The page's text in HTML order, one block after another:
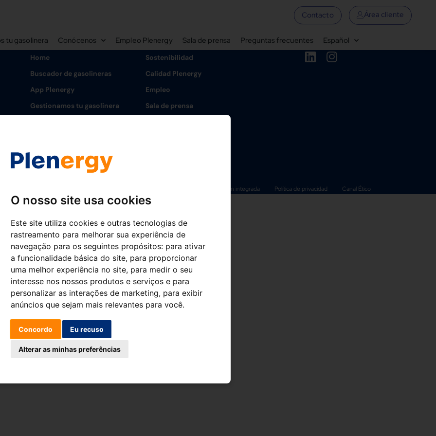
O nosso site usa cookies
Este site utiliza cookies e outras tecnologias de
rastreamento para melhorar sua experiência de
navegação para os seguintes propósitos: para ativar
a funcionalidade básica do site, para proporcionar
uma melhor experiência no site, para medir o seu
interesse nos nossos produtos e serviços e para
personalizar as interações de marketing, para exibir
anúncios que sejam mais relevantes para você.
Concordo Eu recuso
Alterar as minhas preferências
Contacto Área cliente
tu gasolinera Conócenos Empleo Plenergy Sala de prensa Preguntas frecuentes Español
Home
Buscador de gasolineras
App Plenergy
Gestionamos tu gasolinera
Cultura Plenergy
Sostenibilidad
Calidad Plenergy
Empleo
Sala de prensa
Política de gestión integrada Política de privacidad Canal Ético